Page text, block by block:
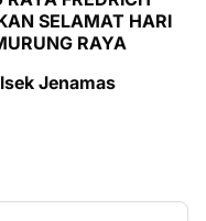
SELAMAT HARI
RAYA
Jenamas